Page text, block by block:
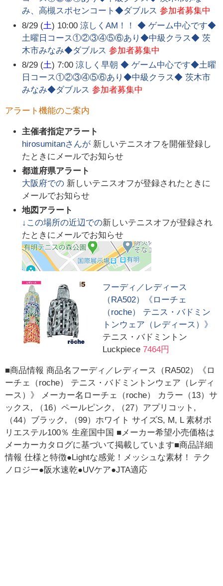
み、高槻スポセンコート◆ダブルス 参加者募集中
8/29 (土) 10:00 涼しくAM！！ ◆ ゲーム中心です◆
土曜日コース①②③④⑤⑥あり◆中級クラス◆ 茨
木市みなみ◆ダブルス 参加者募集中
8/29 (土) 7:00 涼しく早朝 ◆ ゲーム中心です◆土曜
日コース①②③④⑤⑥あり◆中級クラス◆ 茨木市
みなみ◆ダブルス 参加者募集中
アラート機能のご案内
主催者指定アラート
hirosumitanさんが 新しいテニスオフを開催登録し
たときにメールでお知らせ
都道府県アラート
大阪府での 新しいテニスオフが登録されたときに
メールでお知らせ
地図アラート
↓この場所の近辺での新しいテニスオフが登録され
たときにメールでお知らせ
フーディ／レディース
（RA502）《ローチェ
（roche） テニス・バドミン
トンウェア（レディース）》
テニス・バドミントン
Luckpiece 7464円
■商品情報 商品名フーディ／レディース（RA502）《ロ
ーチェ（roche） テニス・バドミントンウェア（レディ
ース）》 メーカー名ローチェ（roche） カラー（13）サ
ックス, （16）ペールピンク, （27）アプリコット,
（44）ブラック, （99）ホワイト サイズS, M, L 素材ポ
リエステル100％ 生産国中国 ■メーカー希望小売価格は
メーカーカタログに基づいて掲載しています■商品詳細
情報 仕様と特徴●Lightな感覚！メッシュな素材！ テク
ノロジー●阪水速乾●UVケア●JTA適応